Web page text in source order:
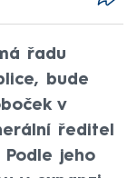
řadu
bude
v
ředitel
Podle jeho